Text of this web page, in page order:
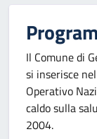
Il Comune di
si inserisce
Operativo
caldo sulla
2004.